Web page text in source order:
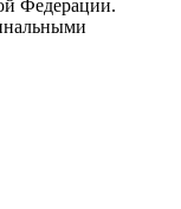
Федерации.